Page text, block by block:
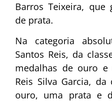
Barros Teixeira, que
de prata.
Na categoria
Santos Reis, da
medalhas de ouro
Reis Silva Garcia,
ouro, uma prata e